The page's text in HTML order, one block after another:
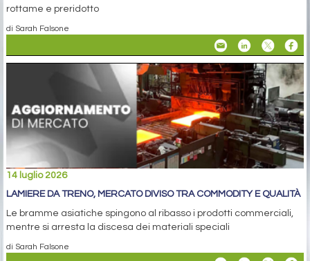
rottame e preridotto
di Sarah Falsone
14 luglio 2026
LAMIERE DA TRENO, MERCATO DIVISO TRA COMMODITY E QUALITÀ
Le bramme asiatiche spingono al ribasso i prodotti commerciali,
mentre si arresta la discesa dei materiali speciali
di Sarah Falsone